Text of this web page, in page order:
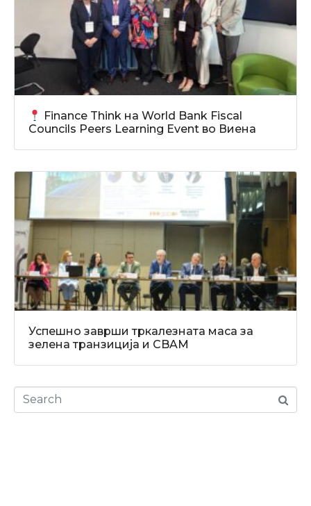
Finance Think на World Bank Fiscal
Councils Peers Learning Event во Виена
Успешно заврши тркалезната маса за
зелена транзиција и CBAM